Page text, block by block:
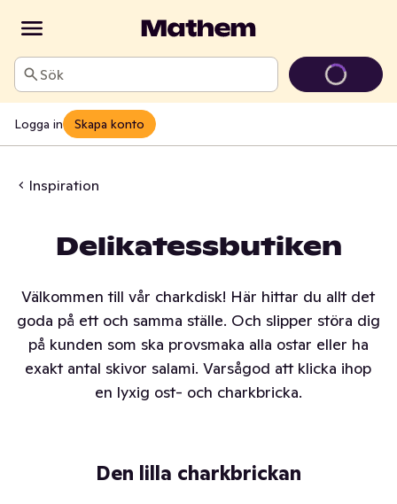
Sök
Logga in Skapa konto
Inspiration
Delikatessbutiken
Välkommen till vår charkdisk! Här hittar du allt det
goda på ett och samma ställe. Och slipper störa dig
på kunden som ska provsmaka alla ostar eller ha
exakt antal skivor salami. Varsågod att klicka ihop
en lyxig ost- och charkbricka.
Den lilla charkbrickan